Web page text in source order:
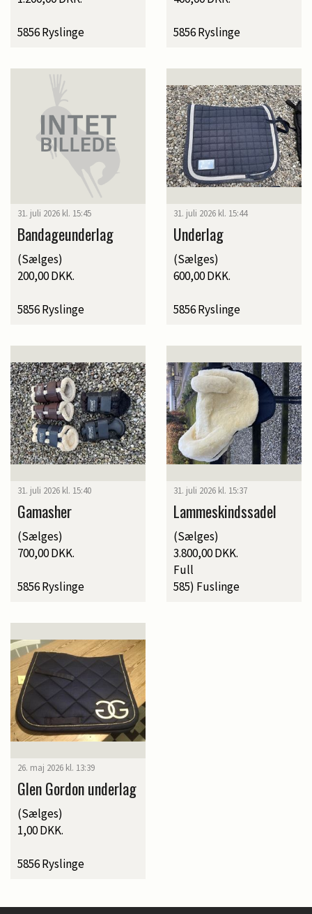
5856 Ryslinge 5856 Ryslinge
31. juli 2026 kl. 15:45
Bandageunderlag
(Sælges)
200,00 DKK.
5856 Ryslinge
31. juli 2026 kl. 15:44
Underlag
(Sælges)
600,00 DKK.
5856 Ryslinge
31. juli 2026 kl. 15:40
Gamasher
(Sælges)
700,00 DKK.
5856 Ryslinge
31. juli 2026 kl. 15:37
Lammeskindssadel
(Sælges)
3.800,00 DKK.
Full
585) Fuslinge
26. maj 2026 kl. 13:39
Glen Gordon underlag
(Sælges)
1,00 DKK.
5856 Ryslinge